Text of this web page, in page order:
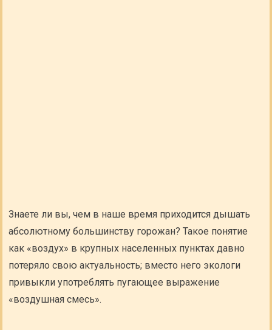
Знаете ли вы, чем в наше время приходится дышать
абсолютному большинству горожан? Такое понятие
как «воздух» в крупных населенных пунктах давно
потеряло свою актуальность; вместо него экологи
привыкли употреблять пугающее выражение
«воздушная смесь».